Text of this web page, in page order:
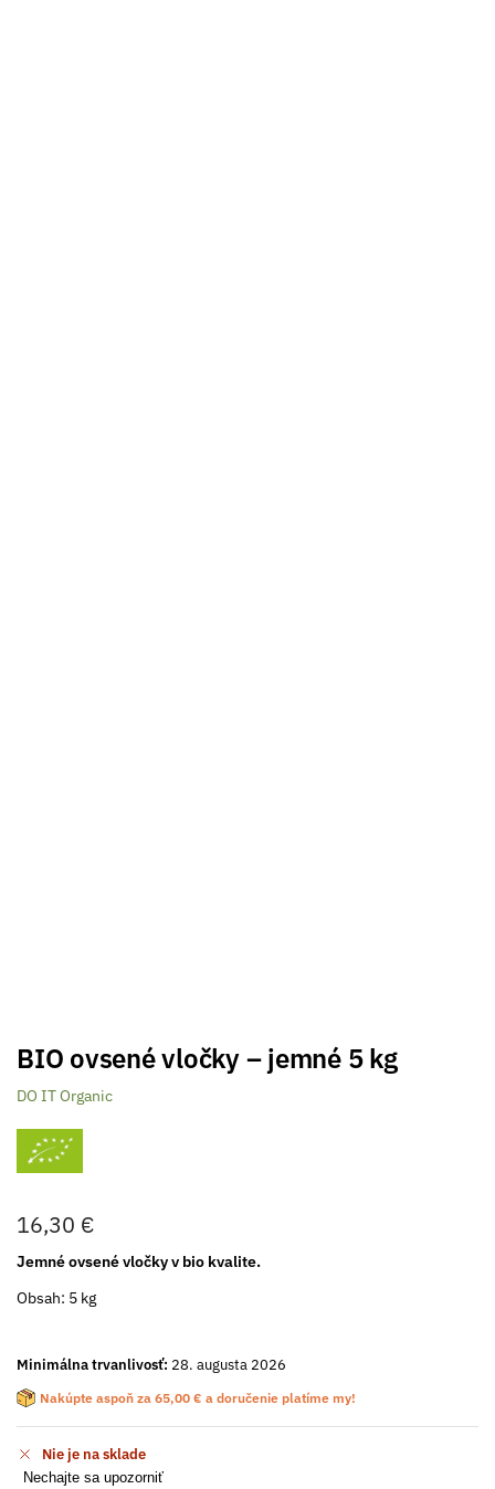
BIO ovsené vločky – jemné 5 kg
DO IT Organic
16,30 €
Jemné ovsené vločky v bio kvalite.
Obsah: 5 kg
Minimálna trvanlivosť: 28. augusta 2026
Nakúpte aspoň za 65,00 € a doručenie platíme my!
Nie je na sklade
Nechajte sa upozorniť